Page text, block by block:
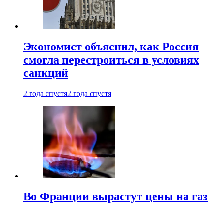
Экономист объяснил, как Россия
смогла перестроиться в условиях
санкций
2 года спустя2 года спустя
Во Франции вырастут цены на газ